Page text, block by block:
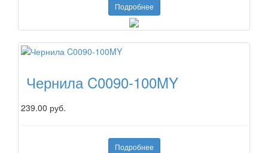
Подробнее
Чернила C0090-100MY
239.00 руб.
Подробнее